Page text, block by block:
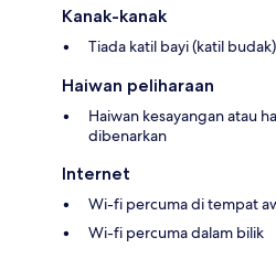
Kanak-kanak
Tiada katil bayi (katil budak)
Haiwan peliharaan
Haiwan kesayangan atau
dibenarkan
Internet
Wi-fi percuma di tempat
Wi-fi percuma dalam bilik